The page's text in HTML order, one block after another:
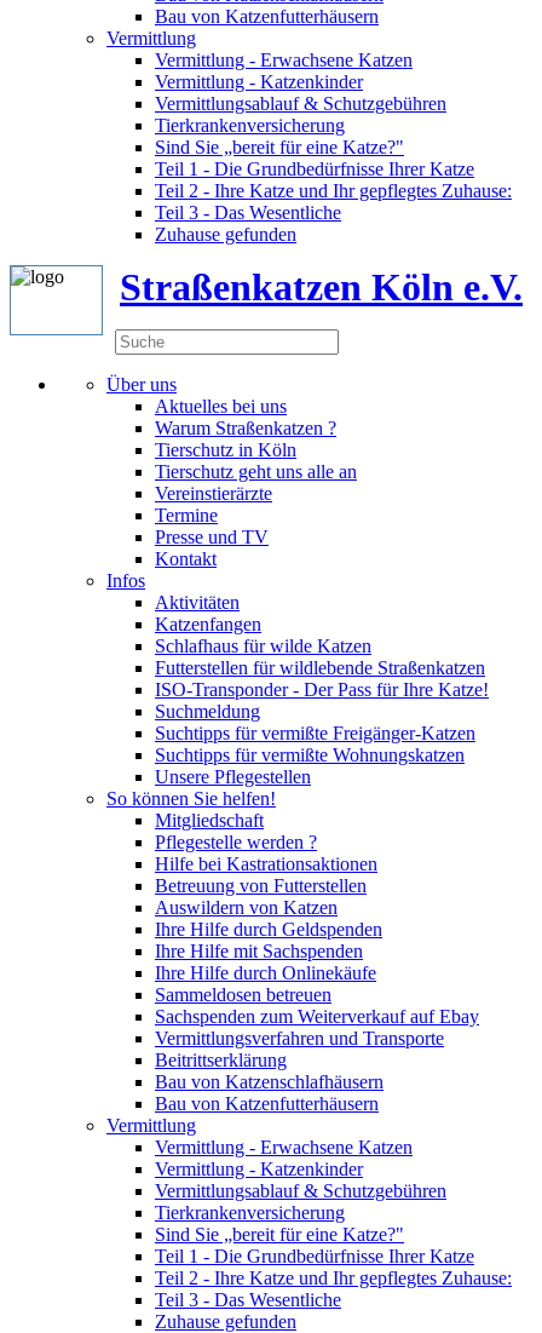
Bau von Katzenfutterhäusern
Vermittlung
Vermittlung - Erwachsene Katzen
Vermittlung - Katzenkinder
Vermittlungsablauf & Schutzgebühren
Tierkrankenversicherung
Sind Sie „bereit für eine Katze?"
Teil 1 - Die Grundbedürfnisse Ihrer Katze
Teil 2 - Ihre Katze und Ihr gepflegtes Zuhause:
Teil 3 - Das Wesentliche
Zuhause gefunden
Straßenkatzen Köln e.V.
Über uns
Aktuelles bei uns
Warum Straßenkatzen ?
Tierschutz in Köln
Tierschutz geht uns alle an
Vereinstierärzte
Termine
Presse und TV
Kontakt
Infos
Aktivitäten
Katzenfangen
Schlafhaus für wilde Katzen
Futterstellen für wildlebende Straßenkatzen
ISO-Transponder - Der Pass für Ihre Katze!
Suchmeldung
Suchtipps für vermißte Freigänger-Katzen
Suchtipps für vermißte Wohnungskatzen
Unsere Pflegestellen
So können Sie helfen!
Mitgliedschaft
Pflegestelle werden ?
Hilfe bei Kastrationsaktionen
Betreuung von Futterstellen
Auswildern von Katzen
Ihre Hilfe durch Geldspenden
Ihre Hilfe mit Sachspenden
Ihre Hilfe durch Onlinekäufe
Sammeldosen betreuen
Sachspenden zum Weiterverkauf auf Ebay
Vermittlungsverfahren und Transporte
Beitrittserklärung
Bau von Katzenschlafhäusern
Bau von Katzenfutterhäusern
Vermittlung
Vermittlung - Erwachsene Katzen
Vermittlung - Katzenkinder
Vermittlungsablauf & Schutzgebühren
Tierkrankenversicherung
Sind Sie „bereit für eine Katze?"
Teil 1 - Die Grundbedürfnisse Ihrer Katze
Teil 2 - Ihre Katze und Ihr gepflegtes Zuhause:
Teil 3 - Das Wesentliche
Zuhause gefunden